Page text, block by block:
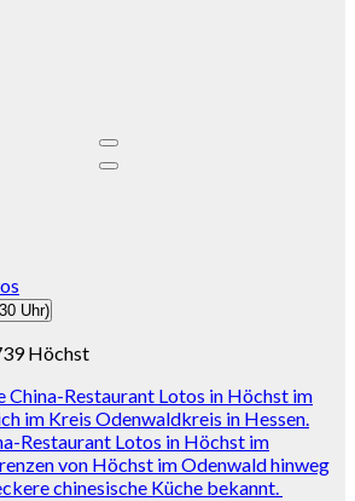
Uhr)
Höchst
China-Restaurant Lotos in Höchst im
im Kreis Odenwaldkreis in Hessen.
Restaurant Lotos in Höchst im
von Höchst im Odenwald hinweg
chinesische Küche bekannt.